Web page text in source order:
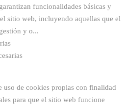
funcionalidades básicas y
sitio web, incluyendo aquellas que el
y o...
uso de cookies propias con finalidad
para que el sitio web funcione